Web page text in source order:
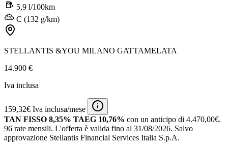
5,9 l/100km
C (132 g/km)
STELLANTIS &YOU MILANO GATTAMELATA
14.900 €
Iva inclusa
159,32€ Iva inclusa/mese
TAN FISSO 8,35% TAEG 10,76% con un anticipo di 4.470,00€.
96 rate mensili. L'offerta è valida fino al 31/08/2026. Salvo
approvazione Stellantis Financial Services Italia S.p.A.